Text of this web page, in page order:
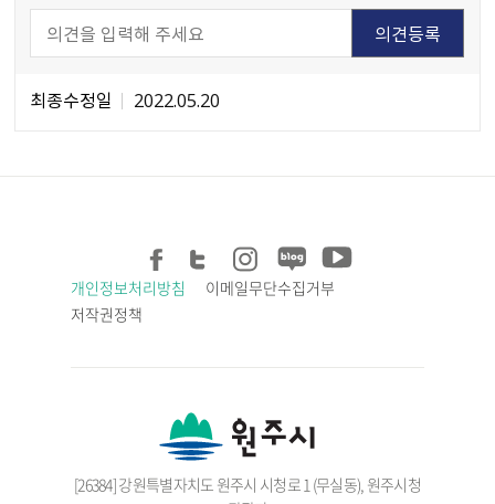
최종수정일 2022.05.20
개인정보처리방침
이메일무단수집거부
저작권정책
[26384] 강원특별자치도 원주시 시청로 1 (무실동), 원주시청